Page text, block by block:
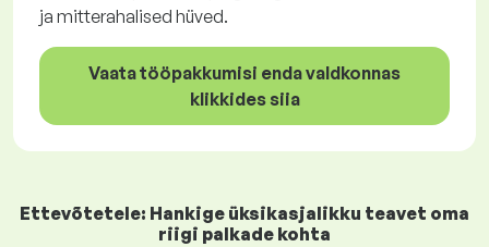
ja mitterahalised hüved.
Vaata tööpakkumisi enda valdkonnas
klikkides siia
Ettevõtetele: Hankige üksikasjalikku teavet oma
riigi palkade kohta